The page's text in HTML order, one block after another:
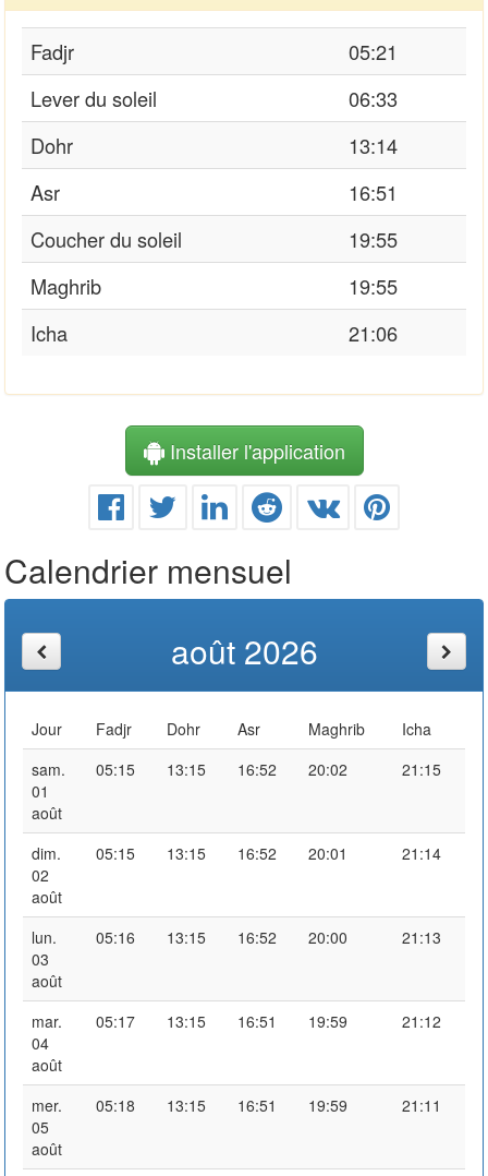
Fadjr
05:21
Lever du soleil
06:33
Dohr
13:14
Asr
16:51
Coucher du soleil
19:55
Maghrib
19:55
Icha
21:06
Installer l'application
Calendrier mensuel
août 2026
Jour Fadjr Dohr Asr Maghrib
Icha
sam.
01
août
05:15 13:15 16:52 20:02 21:15
dim.
02
août
05:15 13:15 16:52 20:01 21:14
lun.
03
août
05:16 13:15 16:52 20:00 21:13
mar.
04
août
05:17 13:15 16:51 19:59 21:12
mer.
05
août
05:18 13:15 16:51 19:59 21:11